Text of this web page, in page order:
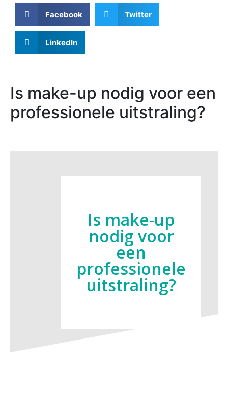
Facebook Twitter
LinkedIn
Is make-up nodig voor een
professionele uitstraling?
Is make-up
nodig voor
een
professionele
uitstraling?